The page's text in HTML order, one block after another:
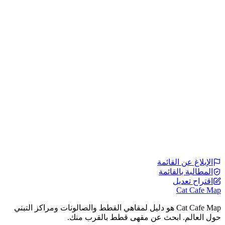
الإبلاغ عن القائمة
المطالبة بالقائمة
اقتراح تعديل
Cat Cafe Map
Cat Cafe Map هو دليل لمقاهي القطط والصالونات ومراكز التبني
حول العالم. ابحث عن مقهى قطط بالقرب منك.